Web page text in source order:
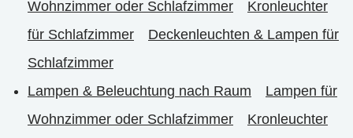
Wohnzimmer oder Schlafzimmer
Kronleuchter
für Schlafzimmer
Deckenleuchten & Lampen für
Schlafzimmer
Lampen & Beleuchtung nach Raum
Lampen für
Wohnzimmer oder Schlafzimmer
Kronleuchter